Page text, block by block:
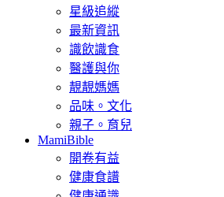
星級追縱
最新資訊
識飲識食
醫護與你
靚靚媽媽
品味。文化
親子。育兒
MamiBible
開卷有益
健康食譜